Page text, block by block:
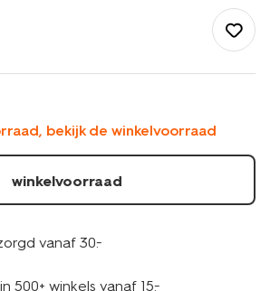
bekijk de winkelvoorraad
winkelvoorraad
vanaf 30.-
500+ winkels vanaf 15.-